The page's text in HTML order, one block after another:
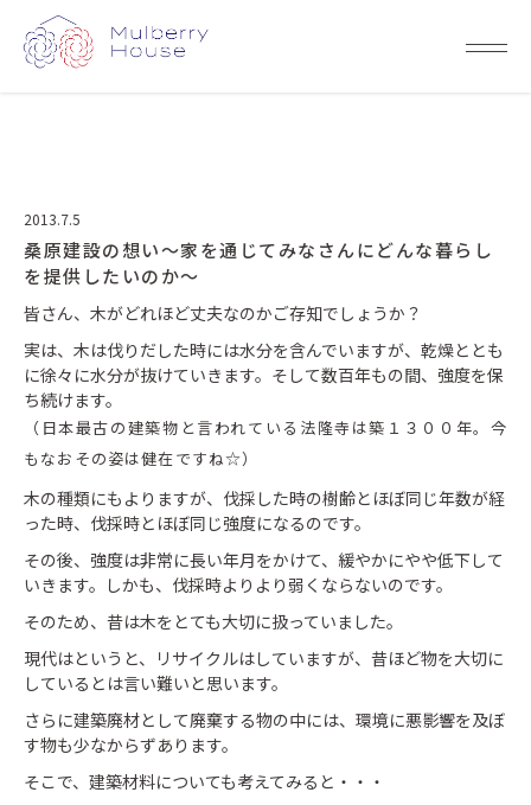
2013.7.5
桑原建設の想い～家を通じてみなさんにどんな暮らし
を提供したいのか～
皆さん、木がどれほど丈夫なのかご存知でしょうか？
実は、木は伐りだした時には水分を含んでいますが、乾燥ととも
に徐々に水分が抜けていきます。そして数百年もの間、強度を保
ち続けます。
（日本最古の建築物と言われている法隆寺は築１３００年。今
もなおその姿は健在ですね☆）
木の種類にもよりますが、伐採した時の樹齢とほぼ同じ年数が経
った時、伐採時とほぼ同じ強度になるのです。
その後、強度は非常に長い年月をかけて、緩やかにやや低下して
いきます。しかも、伐採時よりより弱くならないのです。
そのため、昔は木をとても大切に扱っていました。
現代はというと、リサイクルはしていますが、昔ほど物を大切に
しているとは言い難いと思います。
さらに建築廃材として廃棄する物の中には、環境に悪影響を及ぼ
す物も少なからずあります。
そこで、建築材料についても考えてみると・・・